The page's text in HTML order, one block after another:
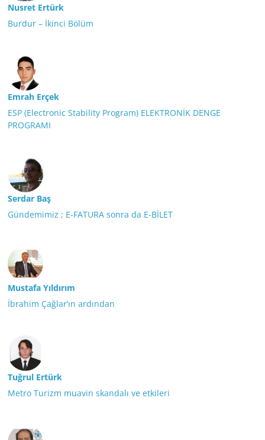
Nusret Ertürk
Burdur – İkinci Bölüm
Emrah Erçek
ESP (Electronic Stability Program) ELEKTRONİK DENGE
PROGRAMI
Serdar Baş
Gündemimiz ; E-FATURA sonra da E-BİLET
Mustafa Yıldırım
İbrahim Çağlar’ın ardından
Tuğrul Ertürk
Metro Turizm muavin skandalı ve etkileri